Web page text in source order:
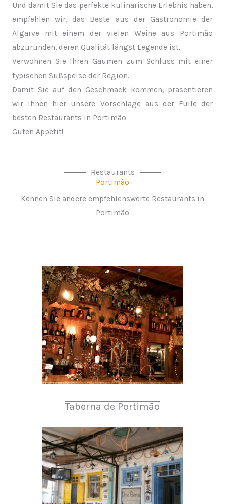
Und damit Sie das perfekte kulinarische Erlebnis haben,
empfehlen wir, das Beste aus der Gastronomie der
Algarve mit einem der vielen Weine aus Portimão
abzurunden, deren Qualität längst Legende ist.
Verwöhnen Sie Ihren Gaumen zum Schluss mit einer
typischen Süßspeise der Region.
Damit Sie auf den Geschmack kommen, präsentieren
wir Ihnen hier unsere Vorschläge aus der Fülle der
besten Restaurants in Portimão.
Guten Appetit!
Restaurants
Portimão
Kennen Sie andere empfehlenswerte Restaurants in
Portimão
Taberna de Portimão